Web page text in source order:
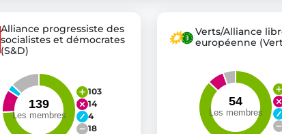
Alliance progressiste des
socialistes et démocrates
(S&D)
103
14
4
18
Verts/Alliance
européenne